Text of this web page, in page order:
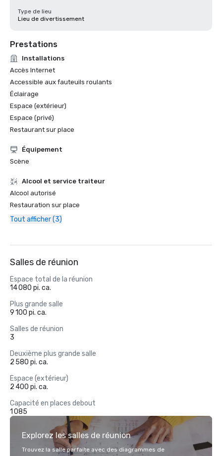
Type de lieu
Lieu de divertissement
Prestations
Installations
Accès Internet
Accessible aux fauteuils roulants
Éclairage
Espace (extérieur)
Espace (privé)
Restaurant sur place
Équipement
Scène
Alcool et service traiteur
Alcool autorisé
Restauration sur place
Tout afficher (3)
Salles de réunion
Espace total de la réunion
14 080 pi. ca.
Plus grande salle
9 100 pi. ca.
Salles de réunion
3
Deuxième plus grande salle
2 580 pi. ca.
Espace (extérieur)
2 400 pi. ca.
Capacité en places debout
1 085
Explorez les salles de réunion
Trouvez la salle parfaite avec des diagrammes de